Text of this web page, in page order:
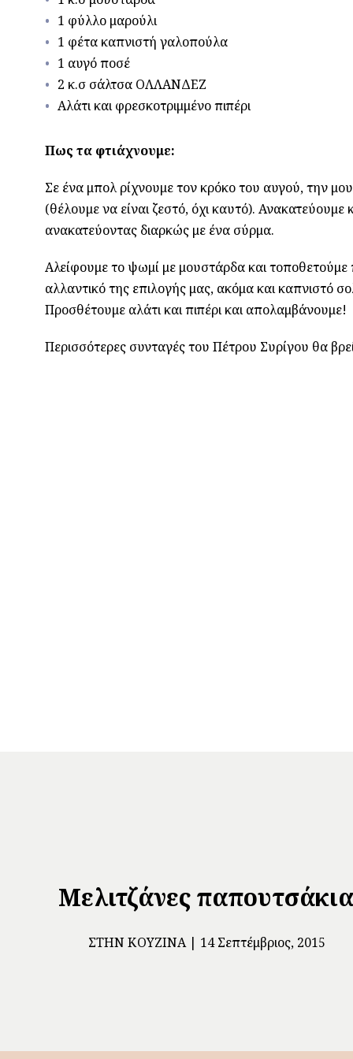
1 φύλλο μαρούλι
1 φέτα καπνιστή γαλοπούλα
1 αυγό ποσέ
2 κ.σ σάλτσα ΟΛΛΑΝΔΕΖ
Αλάτι και φρεσκοτριμμένο πιπέρι
Πως τα φτιάχνουμε:
Σε ένα μπολ ρίχνουμε τον κρόκο του αυγού, την
(θέλουμε να είναι ζεστό, όχι καυτό).
ανακατεύοντας διαρκώς με ένα σύρμα.
Αλείφουμε το ψωμί με μουστάρδα και
αλλαντικό της επιλογής μας, ακόμα και
Προσθέτουμε αλάτι και πιπέρι και απολαμβάνουμε!
Περισσότερες συνταγές του Πέτρου Συρίγου θα
Μελιτζάνες
ΣΤΗΝ ΚΟΥΖΊΝΑ 14 Σεπτέμβριος, 2015